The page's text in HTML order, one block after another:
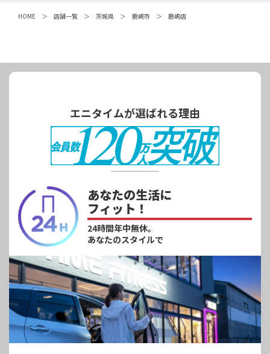
HOME 店舗一覧 茨城県 鹿嶋市 鹿嶋店
エニタイムが選ばれる理由
あなたの生活に
フィット！
24時間年中無休。
あなたのスタイルで